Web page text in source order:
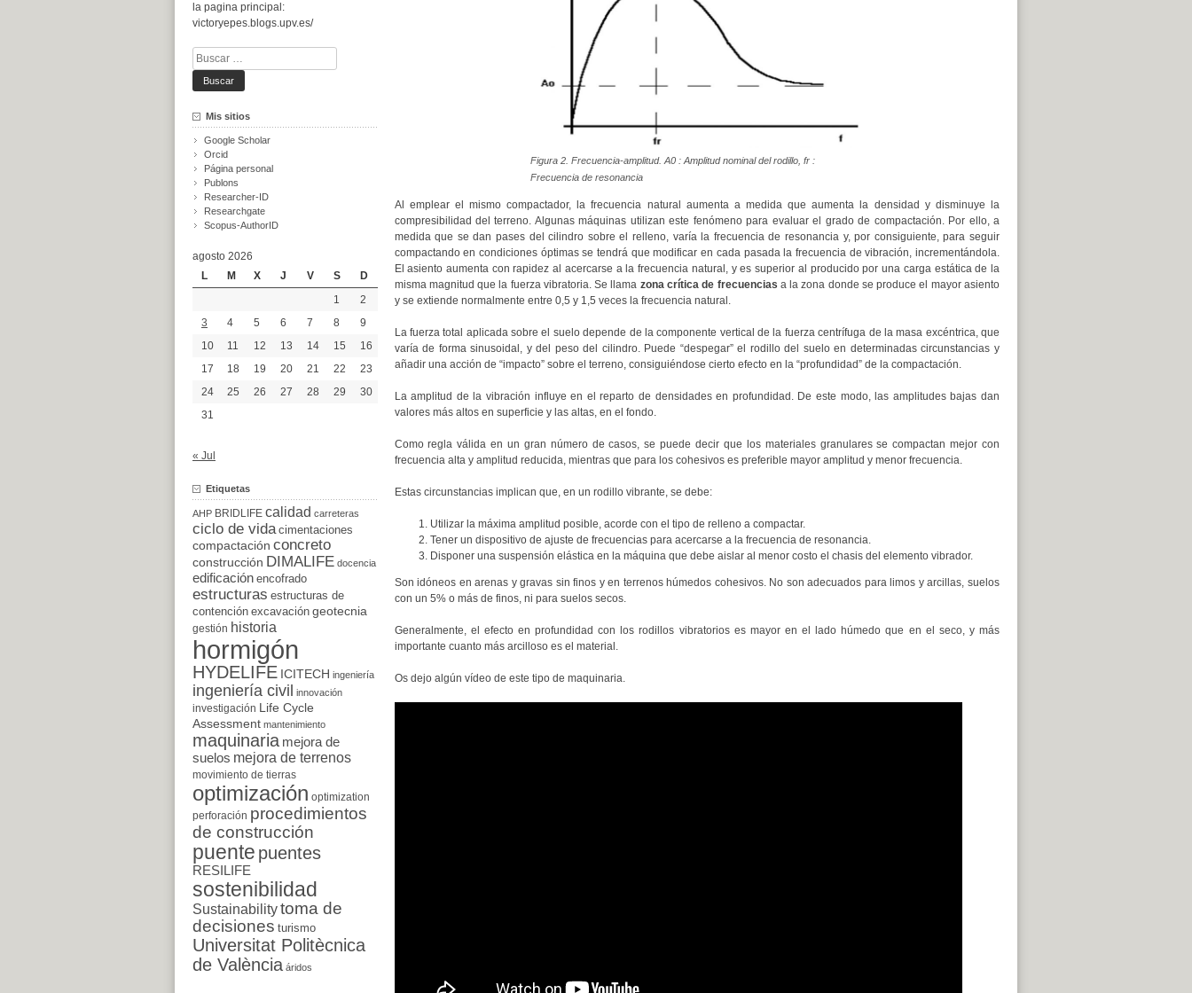
Figura 2. Frecuencia-amplitud. A0 : Amplitud nominal del rodillo, fr :
Frecuencia de resonancia
Al emplear el mismo compactador, la frecuencia natural aumenta a medida que aumenta la densidad y disminuye la
compresibilidad del terreno. Algunas máquinas utilizan este fenómeno para evaluar el grado de compactación. Por ello, a
medida que se dan pases del cilindro sobre el relleno, varía la frecuencia de resonancia y, por consiguiente, para seguir
compactando en condiciones óptimas se tendrá que modificar en cada pasada la frecuencia de vibración, incrementándola.
El asiento aumenta con rapidez al acercarse a la frecuencia natural, y es superior al producido por una carga estática de la
misma magnitud que la fuerza vibratoria. Se llama zona crítica de frecuencias a la zona donde se produce el mayor asiento
y se extiende normalmente entre 0,5 y 1,5 veces la frecuencia natural.
La fuerza total aplicada sobre el suelo depende de la componente vertical de la fuerza centrífuga de la masa excéntrica, que
varía de forma sinusoidal, y del peso del cilindro. Puede “despegar” el rodillo del suelo en determinadas circunstancias y
añadir una acción de “impacto” sobre el terreno, consiguiéndose cierto efecto en la “profundidad” de la compactación.
La amplitud de la vibración influye en el reparto de densidades en profundidad. De este modo, las amplitudes bajas dan
valores más altos en superficie y las altas, en el fondo.
Como regla válida en un gran número de casos, se puede decir que los materiales granulares se compactan mejor con
frecuencia alta y amplitud reducida, mientras que para los cohesivos es preferible mayor amplitud y menor frecuencia.
Estas circunstancias implican que, en un rodillo vibrante, se debe:
Utilizar la máxima amplitud posible, acorde con el tipo de relleno a compactar.
Tener un dispositivo de ajuste de frecuencias para acercarse a la frecuencia de resonancia.
Disponer una suspensión elástica en la máquina que debe aislar al menor costo el chasis del elemento vibrador.
Son idóneos en arenas y gravas sin finos y en terrenos húmedos cohesivos. No son adecuados para limos y arcillas, suelos
con un 5% o más de finos, ni para suelos secos.
Generalmente, el efecto en profundidad con los rodillos vibratorios es mayor en el lado húmedo que en el seco, y más
importante cuanto más arcilloso es el material.
Os dejo algún vídeo de este tipo de maquinaria.
la pagina principal:
victoryepes.blogs.upv.es/
Buscar:
Mis sitios
Google Scholar
Orcid
Página personal
Publons
Researcher-ID
Researchgate
Scopus-AuthorID
agosto 2026
L
M X J V S
D
1
2
3
4 5 6 7 8
9
10
11 12 13 14 15
16
17
18 19 20 21 22
23
24
25 26 27 28 29
30
31
« Jul
Etiquetas
AHP BRIDLIFE calidad carreteras
ciclo de vida cimentaciones
compactación concreto
construcción DIMALIFE docencia
edificación encofrado
estructuras estructuras de
contención excavación geotecnia
gestión historia
hormigón
HYDELIFE ICITECH ingeniería
ingeniería civil innovación
investigación
Life Cycle
Assessment mantenimiento
maquinaria mejora de
suelos mejora de terrenos
movimiento de tierras
optimización optimization
perforación procedimientos
de construcción
puente puentes
RESILIFE
sostenibilidad
Sustainabilitytoma de
decisiones turismo
Universitat Politècnica
de València áridos